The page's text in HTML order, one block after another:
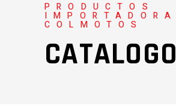
PRODUCTOS
IMPORTADORA
COLMOTOS
CATALOGO